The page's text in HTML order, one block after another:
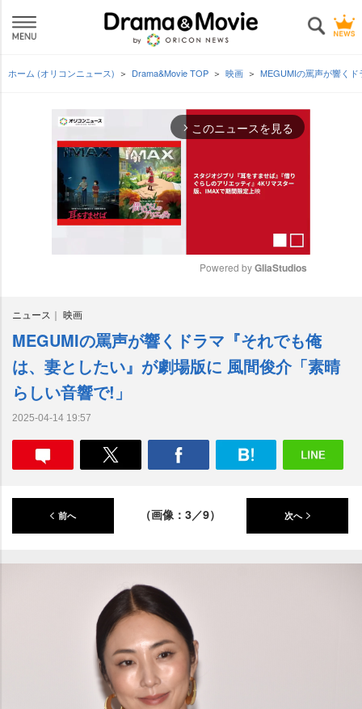
ホーム (オリコンニュース) Drama&Movie TOP 映画 MEGUMIの罵声が響く
arrow_forward_ios このニュースを見る
e
Powered by GliaStudios
ニュース 映画
MEGUMIの罵声が響くドラマ『それでも俺
は、妻としたい』が劇場版に 風間俊介「素晴
らしい音響で!」
2025-04-14 19:57
前へ （画像：3／9） 次へ